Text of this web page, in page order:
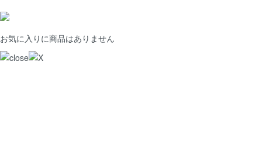
お気に入りに商品はありません